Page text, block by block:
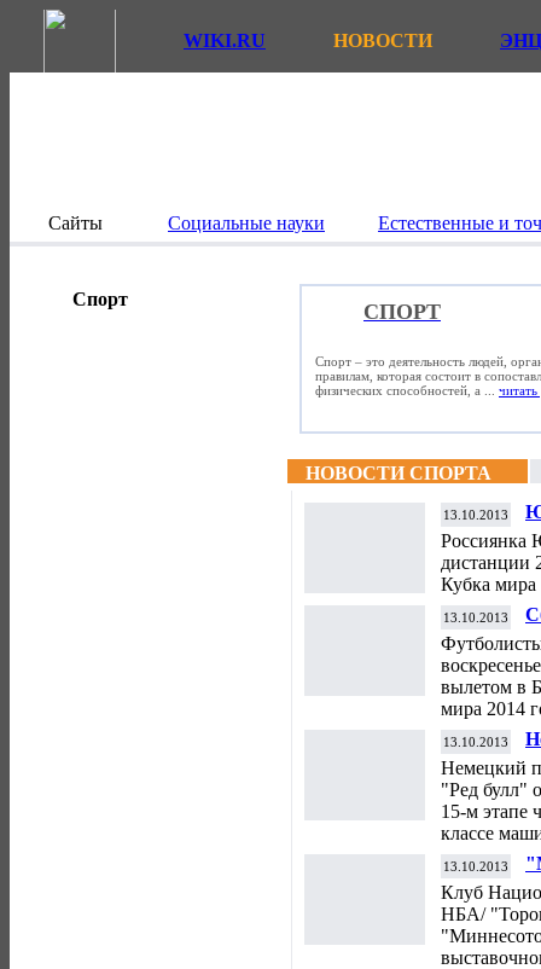
WIKI.RU НОВОСТИ
Сайты Социальные науки Естественные и
Спорт
СПОРТ
Спорт – это деятельность людей,
правилам, которая состоит в
физических способностей, а ... читать
НОВОСТИ СПОРТА
13.10.2013
Россиянка
дистанции
Кубка мира
13.10.2013
вылетом в
мира 2014
13.10.2013
Немецкий
"Ред булл"
15-м этапе
классе
13.10.2013
Клуб
НБА/